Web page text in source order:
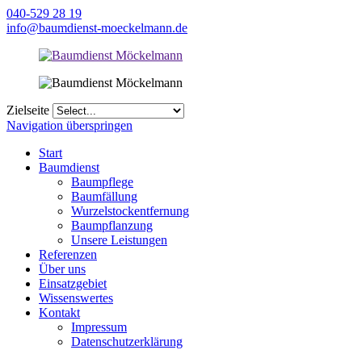
040-529 28 19
info@baumdienst-moeckelmann.de
Zielseite
Navigation überspringen
Start
Baumdienst
Baumpflege
Baumfällung
Wurzelstockentfernung
Baumpflanzung
Unsere Leistungen
Referenzen
Über uns
Einsatzgebiet
Wissenswertes
Kontakt
Impressum
Datenschutzerklärung